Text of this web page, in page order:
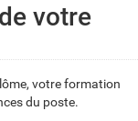
votre
votre formation
du poste.